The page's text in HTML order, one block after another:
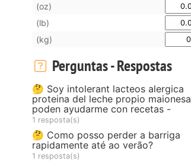
(oz)
(lb)
(kg)
Perguntas - Respostas
🤔 Soy intolerant lacteos alergica
proteina del leche propio maionesa
poden ayudarme con recetas -
1 resposta(s)
🤔 Como posso perder a barriga
rapidamente até ao verão?
1 resposta(s)